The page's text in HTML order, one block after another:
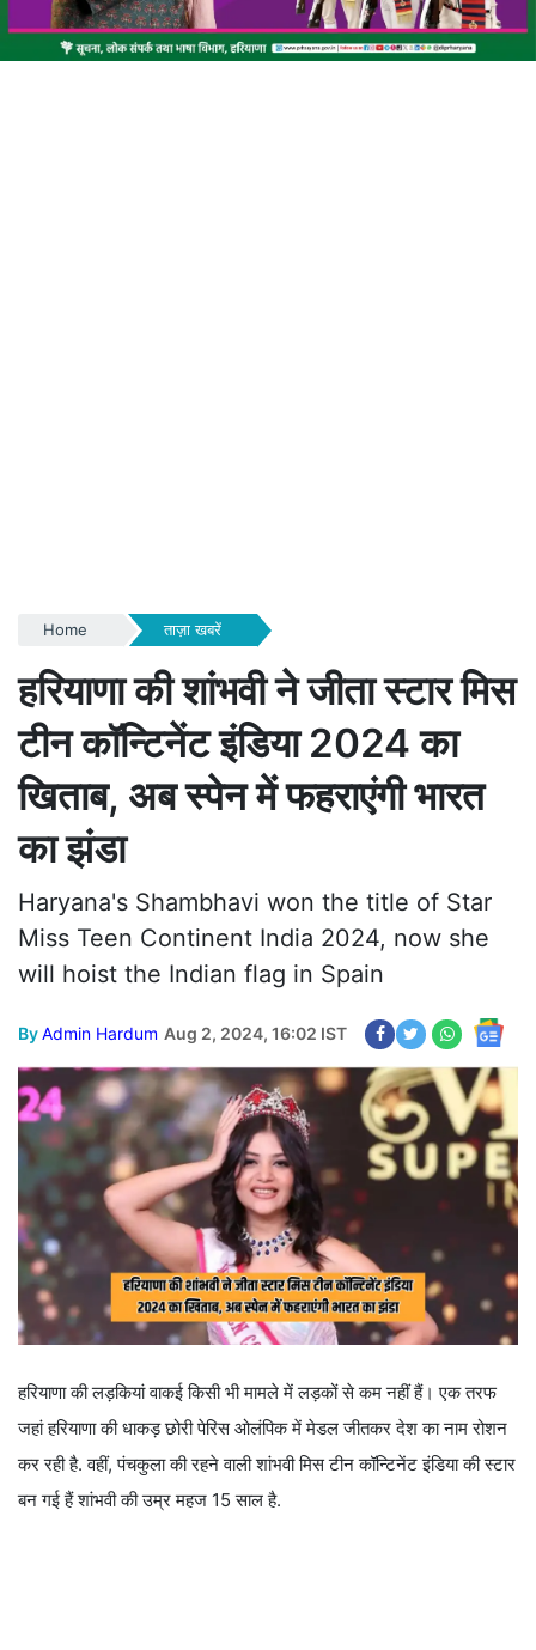
Home ताज़ा खबरें
हरियाणा की शांभवी ने जीता स्टार मिस
टीन कॉन्टिनेंट इंडिया 2024 का
खिताब, अब स्पेन में फहराएंगी भारत
का झंडा
Haryana's Shambhavi won the title of Star
Miss Teen Continent India 2024, now she
will hoist the Indian flag in Spain
ByAdmin Hardum Aug 2, 2024, 16:02 IST
हरियाणा की लड़कियां वाकई किसी भी मामले में लड़कों से कम नहीं हैं। एक तरफ
जहां हरियाणा की धाकड़ छोरी पेरिस ओलंपिक में मेडल जीतकर देश का नाम रोशन
कर रही है. वहीं, पंचकुला की रहने वाली शांभवी मिस टीन कॉन्टिनेंट इंडिया की स्टार
बन गई हैं शांभवी की उम्र महज 15 साल है.